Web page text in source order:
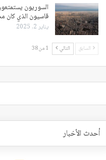
السوريون
قاسيون الذي كان
يناير 2, 2025
السابق التالي 1 من 38
أحدث الأخبار